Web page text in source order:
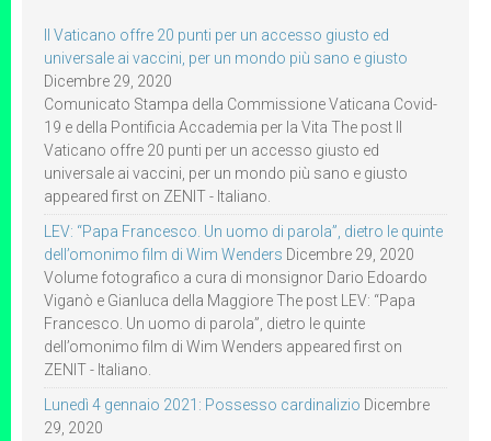
Il Vaticano offre 20 punti per un accesso giusto ed
universale ai vaccini, per un mondo più sano e giusto
Dicembre 29, 2020
Comunicato Stampa della Commissione Vaticana Covid-
19 e della Pontificia Accademia per la Vita The post Il
Vaticano offre 20 punti per un accesso giusto ed
universale ai vaccini, per un mondo più sano e giusto
appeared first on ZENIT - Italiano.
LEV: “Papa Francesco. Un uomo di parola”, dietro le quinte
dell’omonimo film di Wim Wenders Dicembre 29, 2020
Volume fotografico a cura di monsignor Dario Edoardo
Viganò e Gianluca della Maggiore The post LEV: “Papa
Francesco. Un uomo di parola”, dietro le quinte
dell’omonimo film di Wim Wenders appeared first on
ZENIT - Italiano.
Lunedì 4 gennaio 2021: Possesso cardinalizio Dicembre
29, 2020